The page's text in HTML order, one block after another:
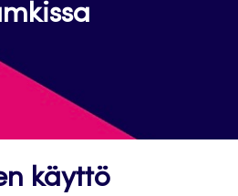
käyttö